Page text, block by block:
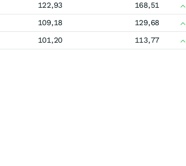
122,93 168,51
109,18 129,68
101,20 113,77